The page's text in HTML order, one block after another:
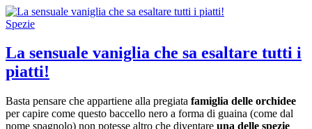
Spezie
La sensuale vaniglia che sa esaltare tutti i
piatti!
Basta pensare che appartiene alla pregiata famiglia delle orchidee
per capire come questo baccello nero a forma di guaina (come dal
nome spagnolo) non potesse altro che diventare una delle spezie